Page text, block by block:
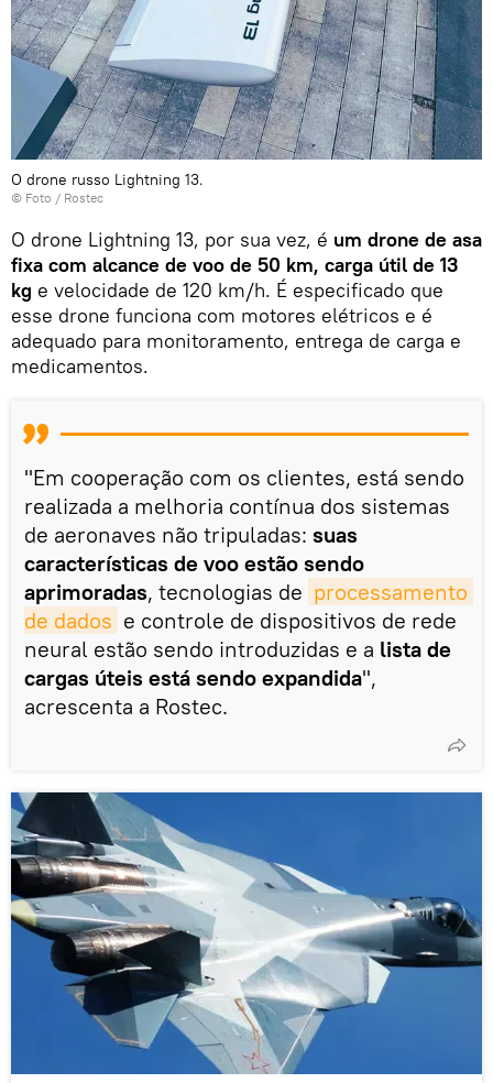
O drone russo Lightning 13.
© Foto / Rostec
O drone Lightning 13, por sua vez, é um drone de asa
fixa com alcance de voo de 50 km, carga útil de 13
kg e velocidade de 120 km/h. É especificado que
esse drone funciona com motores elétricos e é
adequado para monitoramento, entrega de carga e
medicamentos.
"Em cooperação com os clientes, está sendo
realizada a melhoria contínua dos sistemas
de aeronaves não tripuladas: suas
características de voo estão sendo
aprimoradas, tecnologias de processamento
de dados e controle de dispositivos de rede
neural estão sendo introduzidas e a lista de
cargas úteis está sendo expandida",
acrescenta a Rostec.